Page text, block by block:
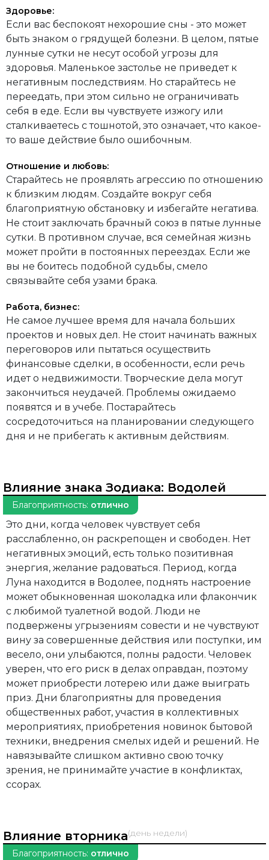
Здоровье:
Если вас беспокоят нехорошие сны - это может
быть знаком о грядущей болезни. В целом, пятые
лунные сутки не несут особой угрозы для
здоровья. Маленькое застолье не приведет к
негативным последствиям. Но старайтесь не
переедать, при этом сильно не ограничивать
себя в еде. Если вы чувствуете изжогу или
сталкиваетесь с тошнотой, это означает, что какое-
то ваше действие было ошибочным.
Отношение и любовь:
Старайтесь не проявлять агрессию по отношению
к близким людям. Создайте вокруг себя
благоприятную обстановку и избегайте негатива.
Не стоит заключать брачный союз в пятые лунные
сутки. В противном случае, вся семейная жизнь
может пройти в постоянных переездах. Если же
вы не боитесь подобной судьбы, смело
связывайте себя узами брака.
Работа, бизнес:
Не самое лучшее время для начала больших
проектов и новых дел. Не стоит начинать важных
переговоров или пытаться осуществить
финансовые сделки, в особенности, если речь
идет о недвижимости. Творческие дела могут
закончиться неудачей. Проблемы ожидаемо
появятся и в учебе. Постарайтесь
сосредоточиться на планировании следующего
дня и не прибегать к активным действиям.
Влияние знака Зодиака: Водолей
Благоприятность: отлично
Это дни, когда человек чувствует себя
расслабленно, он раскрепощен и свободен. Нет
негативных эмоций, есть только позитивная
энергия, желание радоваться. Период, когда
Луна находится в Водолее, поднять настроение
может обыкновенная шоколадка или флакончик
с любимой туалетной водой. Люди не
подвержены угрызениям совести и не чувствуют
вину за совершенные действия или поступки, им
весело, они улыбаются, полны радости. Человек
уверен, что его риск в делах оправдан, поэтому
может приобрести лотерею или даже выиграть
приз. Дни благоприятны для проведения
общественных работ, участия в коллективных
мероприятиях, приобретения новинок бытовой
техники, внедрения смелых идей и решений. Не
навязывайте слишком активно свою точку
зрения, не принимайте участие в конфликтах,
ссорах.
Влияние вторника(день недели)
Благоприятность: отлично